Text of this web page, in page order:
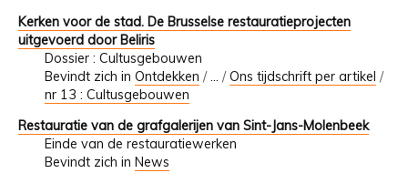
Kerken voor de stad. De Brusselse restauratieprojecten
uitgevoerd door Beliris
Dossier : Cultusgebouwen
Bevindt zich in Ontdekken /… /Ons tijdschrift per artikel /
nr 13 : Cultusgebouwen
Restauratie van de grafgalerijen van Sint-Jans-Molenbeek
Einde van de restauratiewerken
Bevindt zich in News